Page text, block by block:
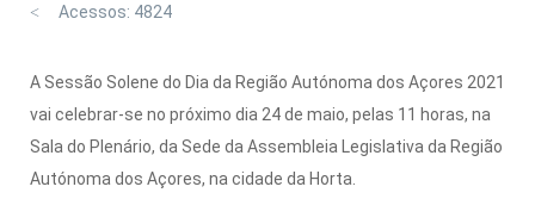
Acessos: 4824
A Sessão Solene do Dia da Região Autónoma dos Açores 2021
vai celebrar-se no próximo dia 24 de maio, pelas 11 horas, na
Sala do Plenário, da Sede da Assembleia Legislativa da Região
Autónoma dos Açores, na cidade da Horta.